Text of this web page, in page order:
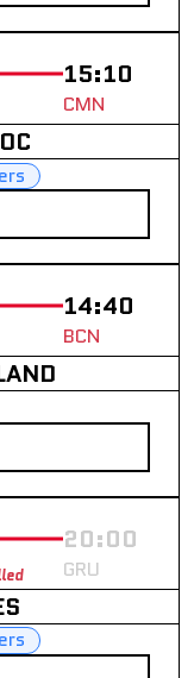
15:10
CMN
14:40
BCN
20:00
GRU